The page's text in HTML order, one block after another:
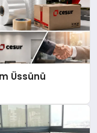
Üssünü